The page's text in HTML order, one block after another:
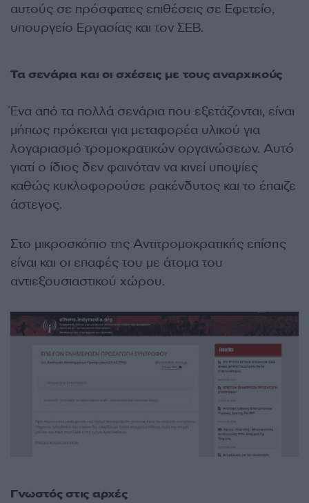
αυτούς σε πρόσφατες επιθέσεις σε Εφετείο,
υπουργείο Εργασίας και τον ΣΕΒ.
Τα σενάρια και οι σχέσεις με τους αναρχικούς
Ένα από τα πολλά σενάρια που εξετάζονται, είναι
μήπως πρόκειται για μεταφορέα υλικού για
λογαριασμό τρομοκρατικών οργανώσεων. Αυτό
γιατί ο ίδιος δεν φαινόταν να κινεί υποψίες
καθώς κυκλοφορούσε ρακένδυτος και το έπαιζε
άστεγος.
Στο μικροσκόπιο της Αντιτρομοκρατικής επίσης
είναι και οι επαφές του με άτομα του
αντιεξουσιαστικού χώρου.
Γνωστός στις αρχές